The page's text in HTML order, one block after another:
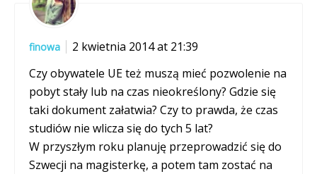
finowa
2 kwietnia 2014 at 21:39
Czy obywatele UE też muszą mieć pozwolenie na
pobyt stały lub na czas nieokreślony? Gdzie się
taki dokument załatwia? Czy to prawda, że czas
studiów nie wlicza się do tych 5 lat?
W przyszłym roku planuję przeprowadzić się do
Szwecji na magisterkę, a potem tam zostać na